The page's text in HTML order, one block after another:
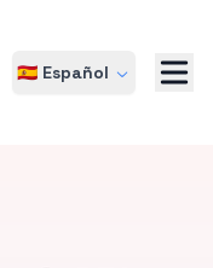
🇪🇸 Español